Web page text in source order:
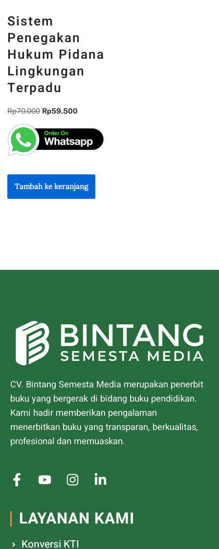
Sistem
Penegakan
Hukum Pidana
Lingkungan
Terpadu
Rp70.000 Rp59.500
Tambah ke keranjang
CV. Bintang Semesta Media merupakan penerbit
buku yang bergerak di bidang buku pendidikan.
Kami hadir memberikan pengalaman
menerbitkan buku yang transparan, berkualitas,
profesional dan memuaskan.
LAYANAN KAMI
Konversi KTI